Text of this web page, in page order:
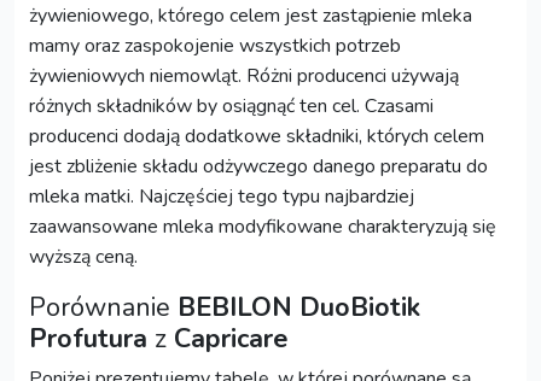
żywieniowego, którego celem jest zastąpienie mleka
mamy oraz zaspokojenie wszystkich potrzeb
żywieniowych niemowląt. Różni producenci używają
różnych składników by osiągnąć ten cel. Czasami
producenci dodają dodatkowe składniki, których celem
jest zbliżenie składu odżywczego danego preparatu do
mleka matki. Najczęściej tego typu najbardziej
zaawansowane mleka modyfikowane charakteryzują się
wyższą ceną.
Porównanie BEBILON DuoBiotik
Profutura z Capricare